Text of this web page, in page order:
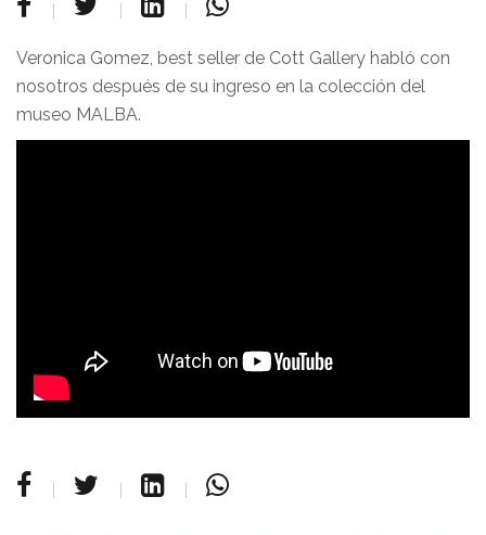
Veronica Gomez, best seller de Cott Gallery habló con
nosotros después de su ingreso en la colección del
museo MALBA.